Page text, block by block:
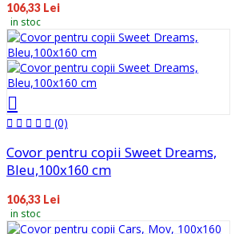
106,33 Lei
in stoc
(0)
Covor pentru copii Sweet Dreams,
Bleu,100x160 cm
106,33 Lei
in stoc